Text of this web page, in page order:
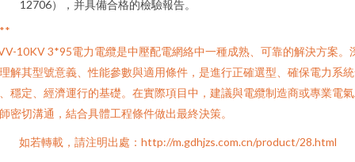
12706），并具備合格的檢驗報告。
10KV 3*95電力電纜是中壓配電網絡中一種成熟、可靠的解決方案。
解其型號意義、性能參數與適用條件，是進行正確選型、確保電力系
穩定、經濟運行的基礎。在實際項目中，建議與電纜制造商或專業電
密切溝通，結合具體工程條件做出最終決策。
如若轉載，請注明出處：http://m.gdhjzs.com.cn/product/28.html